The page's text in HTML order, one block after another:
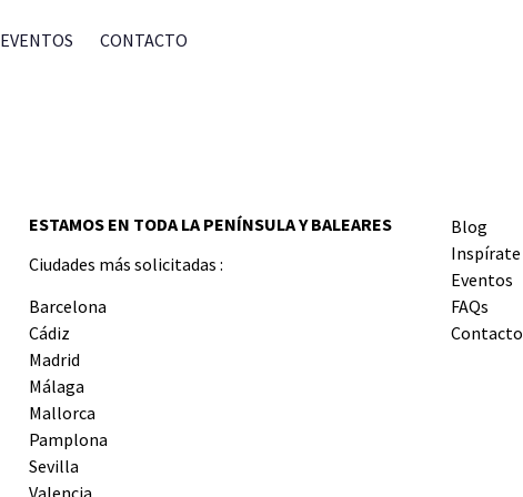
EVENTOS CONTACTO
ESTAMOS EN TODA LA PENÍNSULA Y BALEARES
Ciudades más solicitadas :
Barcelona
Cádiz
Madrid
Málaga
Mallorca
Pamplona
Sevilla
Valencia
Blog
Inspírate
Eventos
FAQs
Contacto